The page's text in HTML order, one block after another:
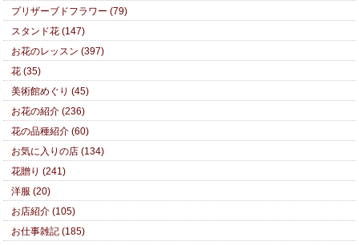
プリザーブドフラワー (79)
スタンド花 (147)
お花のレッスン (397)
花 (35)
美術館めぐり (45)
お花の紹介 (236)
花の品種紹介 (60)
お気に入りの店 (134)
花贈り (241)
洋服 (20)
お店紹介 (105)
お仕事雑記 (185)